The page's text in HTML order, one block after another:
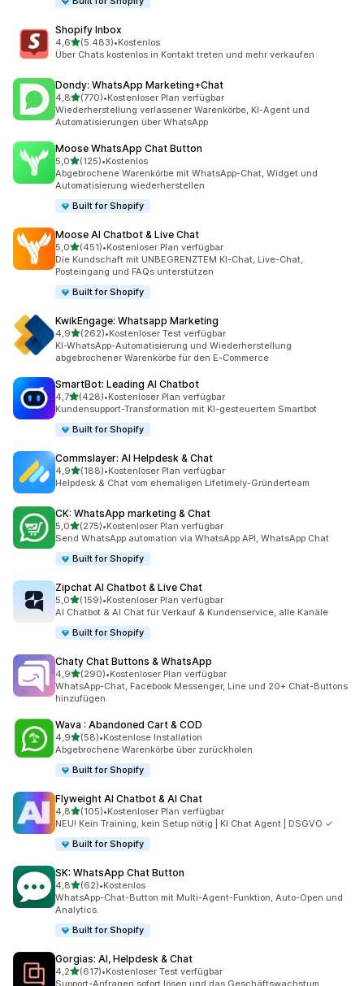
Shopify Inbox
4,6von 5 Sternen
(5.483)
5483 Rezensionen insgesamt
•Kostenlos
Über Chats kostenlos in Kontakt treten und mehr verkaufen
Dondy: WhatsApp Marketing+Chat
4,8von 5 Sternen
(770)
770 Rezensionen insgesamt
•Kostenloser Plan verfügbar
Wiederherstellung verlassener Warenkörbe, KI-Agent und
Automatisierungen über WhatsApp
Moose WhatsApp Chat Button
5,0von 5 Sternen
(125)
125 Rezensionen insgesamt
•Kostenlos
Abgebrochene Warenkörbe mit WhatsApp-Chat, Widget und
Automatisierung wiederherstellen
Built for Shopify
Moose AI Chatbot & Live Chat
5,0von 5 Sternen
(451)
451 Rezensionen insgesamt
•Kostenloser Plan verfügbar
Die Kundschaft mit UNBEGRENZTEM KI-Chat, Live-Chat,
Posteingang und FAQs unterstützen
Built for Shopify
KwikEngage: Whatsapp Marketing
4,9von 5 Sternen
(262)
262 Rezensionen insgesamt
•Kostenloser Test verfügbar
KI-WhatsApp-Automatisierung und Wiederherstellung
abgebrochener Warenkörbe für den E-Commerce
SmartBot: Leading AI Chatbot
4,7von 5 Sternen
(428)
428 Rezensionen insgesamt
•Kostenloser Plan verfügbar
Kundensupport-Transformation mit KI-gesteuertem Smartbot
Built for Shopify
Commslayer: AI Helpdesk & Chat
4,9von 5 Sternen
(188)
188 Rezensionen insgesamt
•Kostenloser Plan verfügbar
Helpdesk & Chat vom ehemaligen Lifetimely-Gründerteam
CK: WhatsApp marketing & Chat
5,0von 5 Sternen
(275)
275 Rezensionen insgesamt
•Kostenloser Plan verfügbar
Send WhatsApp automation via WhatsApp API, WhatsApp Chat
Built for Shopify
Zipchat AI Chatbot & Live Chat
5,0von 5 Sternen
(159)
159 Rezensionen insgesamt
•Kostenloser Plan verfügbar
AI Chatbot & AI Chat für Verkauf & Kundenservice, alle Kanäle
Built for Shopify
Chaty Chat Buttons & WhatsApp
4,9von 5 Sternen
(290)
290 Rezensionen insgesamt
•Kostenloser Plan verfügbar
WhatsApp-Chat, Facebook Messenger, Line und 20+ Chat-Buttons
hinzufügen
Wava : Abandoned Cart & COD
4,9von 5 Sternen
(58)
58 Rezensionen insgesamt
•Kostenlose Installation
Abgebrochene Warenkörbe über zurückholen
Built for Shopify
Flyweight AI Chatbot & AI Chat
4,8von 5 Sternen
(105)
105 Rezensionen insgesamt
•Kostenloser Plan verfügbar
NEU! Kein Training, kein Setup nötig | KI Chat Agent | DSGVO ✓
Built for Shopify
SK: WhatsApp Chat Button
4,8von 5 Sternen
(62)
62 Rezensionen insgesamt
•Kostenlos
WhatsApp-Chat-Button mit Multi-Agent-Funktion, Auto-Open und
Analytics.
Built for Shopify
Gorgias: AI, Helpdesk & Chat
4,2von 5 Sternen
(617)
617 Rezensionen insgesamt
•Kostenloser Test verfügbar
Support-Anfragen sofort lösen und das Geschäftswachstum